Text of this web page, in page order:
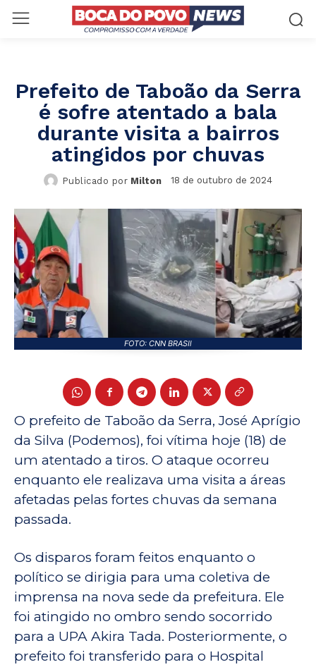
Prefeito de Taboão da Serra
é sofre atentado a bala
durante visita a bairros
atingidos por chuvas
Publicado por Milton 18 de outubro de 2024
FOTO: CNN BRASIl
O prefeito de Taboão da Serra, José Aprígio
da Silva (Podemos), foi vítima hoje (18) de
um atentado a tiros. O ataque ocorreu
enquanto ele realizava uma visita a áreas
afetadas pelas fortes chuvas da semana
passada.
Os disparos foram feitos enquanto o
político se dirigia para uma coletiva de
imprensa na nova sede da prefeitura. Ele
foi atingido no ombro sendo socorrido
para a UPA Akira Tada. Posteriormente, o
prefeito foi transferido para o Hospital